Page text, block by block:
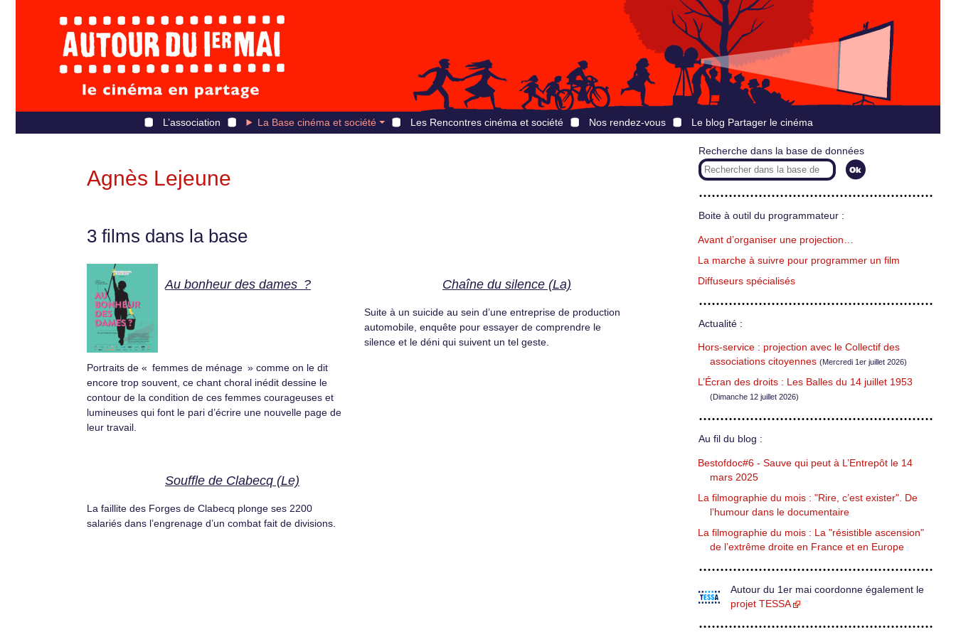
L’association La Base cinéma et société Les Rencontres cinéma et société Nos rendez-vous Le blog Partager le cinéma
Agnès Lejeune
3 films dans la base
Au bonheur des dames ?
Portraits de « femmes de ménage » comme on le dit
encore trop souvent, ce chant choral inédit dessine le
contour de la condition de ces femmes courageuses et
lumineuses qui font le pari d’écrire une nouvelle page de
leur travail.
Chaîne du silence (La)
Suite à un suicide au sein d’une entreprise de production
automobile, enquête pour essayer de comprendre le
silence et le déni qui suivent un tel geste.
Souffle de Clabecq (Le)
La faillite des Forges de Clabecq plonge ses 2200
salariés dans l’engrenage d’un combat fait de divisions.
Recherche dans la base de données
Boite à outil du programmateur :
Avant d’organiser une projection…
La marche à suivre pour programmer un film
Diffuseurs spécialisés
Actualité :
Hors-service : projection avec le Collectif des
associations citoyennes (Mercredi 1er juillet 2026)
L’Écran des droits : Les Balles du 14 juillet 1953
(Dimanche 12 juillet 2026)
Au fil du blog :
Bestofdoc#6 - Sauve qui peut à L’Entrepôt le 14
mars 2025
La filmographie du mois : "Rire, c’est exister". De
l’humour dans le documentaire
La filmographie du mois : La "résistible ascension"
de l’extrême droite en France et en Europe
Autour du 1er mai coordonne également le
projet TESSA